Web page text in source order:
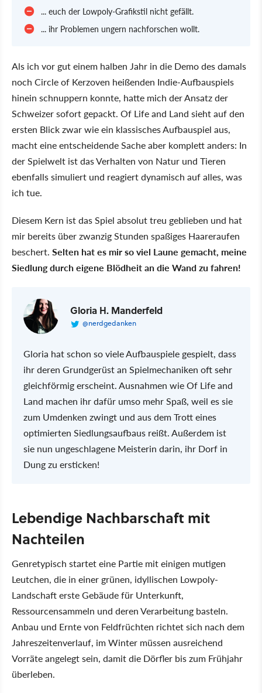
... euch der Lowpoly-Grafikstil nicht gefällt.
... ihr Problemen ungern nachforschen wollt.
Als ich vor gut einem halben Jahr in die Demo des damals
noch Circle of Kerzoven heißenden Indie-Aufbauspiels
hinein schnuppern konnte, hatte mich der Ansatz der
Schweizer sofort gepackt. Of Life and Land sieht auf den
ersten Blick zwar wie ein klassisches Aufbauspiel aus,
macht eine entscheidende Sache aber komplett anders: In
der Spielwelt ist das Verhalten von Natur und Tieren
ebenfalls simuliert und reagiert dynamisch auf alles, was
ich tue.
Diesem Kern ist das Spiel absolut treu geblieben und hat
mir bereits über zwanzig Stunden spaßiges Haareraufen
beschert. Selten hat es mir so viel Laune gemacht, meine
Siedlung durch eigene Blödheit an die Wand zu fahren!
Gloria H. Manderfeld
@nerdgedanken
Gloria hat schon so viele Aufbauspiele gespielt, dass
ihr deren Grundgerüst an Spielmechaniken oft sehr
gleichförmig erscheint. Ausnahmen wie Of Life and
Land machen ihr dafür umso mehr Spaß, weil es sie
zum Umdenken zwingt und aus dem Trott eines
optimierten Siedlungsaufbaus reißt. Außerdem ist
sie nun ungeschlagene Meisterin darin, ihr Dorf in
Dung zu ersticken!
Lebendige Nachbarschaft mit
Nachteilen
Genretypisch startet eine Partie mit einigen mutigen
Leutchen, die in einer grünen, idyllischen Lowpoly-
Landschaft erste Gebäude für Unterkunft,
Ressourcensammeln und deren Verarbeitung basteln.
Anbau und Ernte von Feldfrüchten richtet sich nach dem
Jahreszeitenverlauf, im Winter müssen ausreichend
Vorräte angelegt sein, damit die Dörfler bis zum Frühjahr
überleben.